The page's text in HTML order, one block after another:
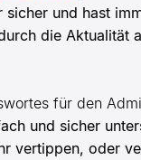
sicher und hast
die Aktualität
für den
und sicher
vertippen, oder